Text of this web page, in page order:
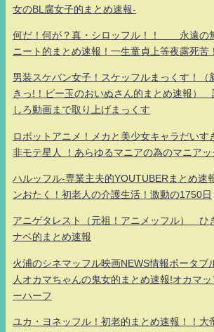
女のBL腐女子的まとめ速報-
何だ！何が？真・シロッフル！！ 永遠の
ニート的まとめ速報！一生童貞上等夜露死苦！
男装スケバン女子！スケッフルまっくす！（
きっ!！ビー玉のおいぬさん的まとめ速報）
しろ動画まで取り上げまっくす
ロボットアニメ！メカと美少女キャラだいす
非モテ星人 ！あらゆるマニアの為のマニアッ
ハルッフル-専業主夫的YOUTUBERまとめ速
ンおたく！初老人の介護生活！激動の1750日
アニゲタレスト（元祖！アニメッフル） ひ
ナベ的まとめ速報
火浦のシネマッフル映画NEWS情報ポータブ
人オカマちゃんの鬼女的まとめ速報!オカマ
ーハーフ
ユカ・ヨネッフル！初老的まとめ速報！！大